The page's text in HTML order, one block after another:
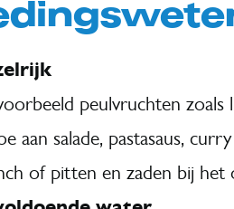
peulvruchten
aan salade, pastasaus,
of pitten en zaden bij het